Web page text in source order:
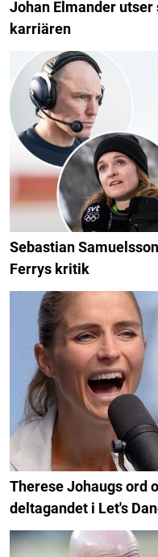
Johan Elmander
karriären
Sebastian
Ferrys kritik
Therese Johaugs ord
deltagandet i Let's